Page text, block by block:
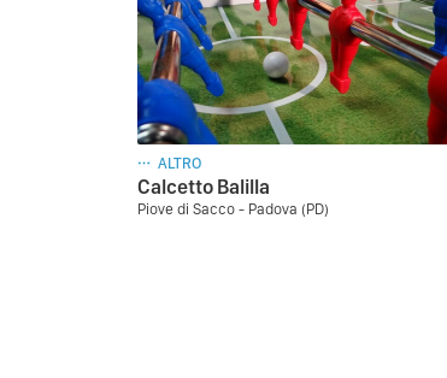
ALTRO
Calcetto Balilla
Piove di Sacco - Padova (PD)